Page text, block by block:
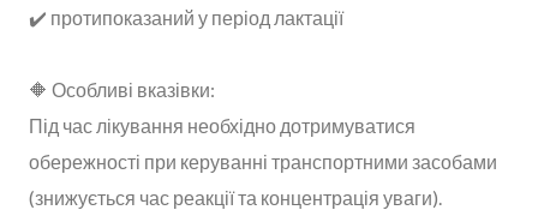
✔️ протипоказаний у період лактації
🔶 Особливі вказівки:
Під час лікування необхідно дотримуватися
обережності при керуванні транспортними засобами
(знижується час реакції та концентрація уваги).